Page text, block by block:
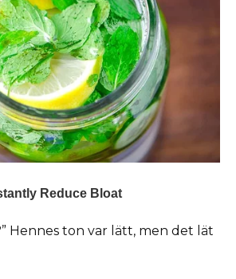
Hennes ton var lätt, men det lät